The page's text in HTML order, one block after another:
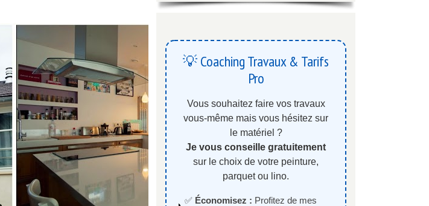
💡 Coaching Travaux & Tarifs
Pro
Vous souhaitez faire vos travaux
vous-même mais vous hésitez sur
le matériel ?
Je vous conseille gratuitement
sur le choix de votre peinture,
parquet ou lino.
✅ Économisez : Profitez de mes